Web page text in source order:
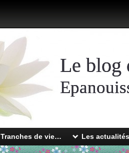
Le blog
Tranches de vie… Les